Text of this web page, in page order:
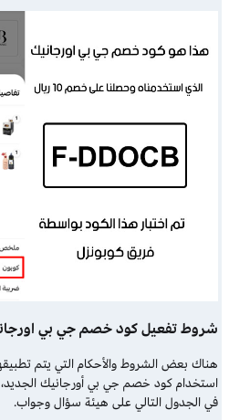
شروط تفعيل كود خصم جي بي
هناك بعض الشروط والأحكام التي يتم
استخدام كود خصم جي بي أورجانيك
في الجدول التالي على هيئة سؤال وجواب.